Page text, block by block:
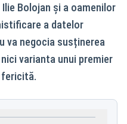
Bolojan și a oamenilor
a datelor
va negocia susținerea
varianta unui premier
fericită.